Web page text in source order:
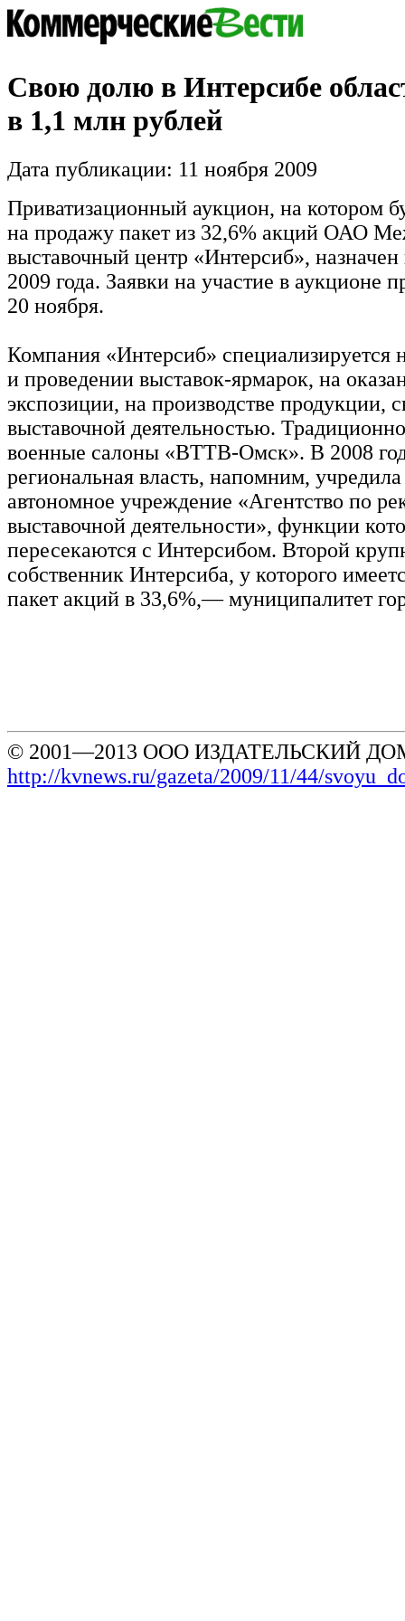
Свою долю в Интерсибе
в 1,1 млн рублей
Дата публикации: 11 ноября 2009
Приватизационный аукцион, на котором
на продажу пакет из 32,6% акций ОАО
выставочный центр «Интерсиб», назначен
2009 года. Заявки на участие в аукционе
20 ноября.
Компания «Интерсиб» специализируется
и проведении выставок-ярмарок, на
экспозиции, на производстве продукции,
выставочной деятельностью.
военные салоны «ВТТВ-Омск». В 2008
региональная власть, напомним, учредила
автономное учреждение «Агентство по
выставочной деятельности», функции
пересекаются с Интерсибом. Второй
собственник Интерсиба, у которого
пакет акций в 33,6%,— муниципалитет
© 2001—2013 ООО ИЗДАТЕЛЬСКИЙ
http://kvnews.ru/gazeta/2009/11/44/